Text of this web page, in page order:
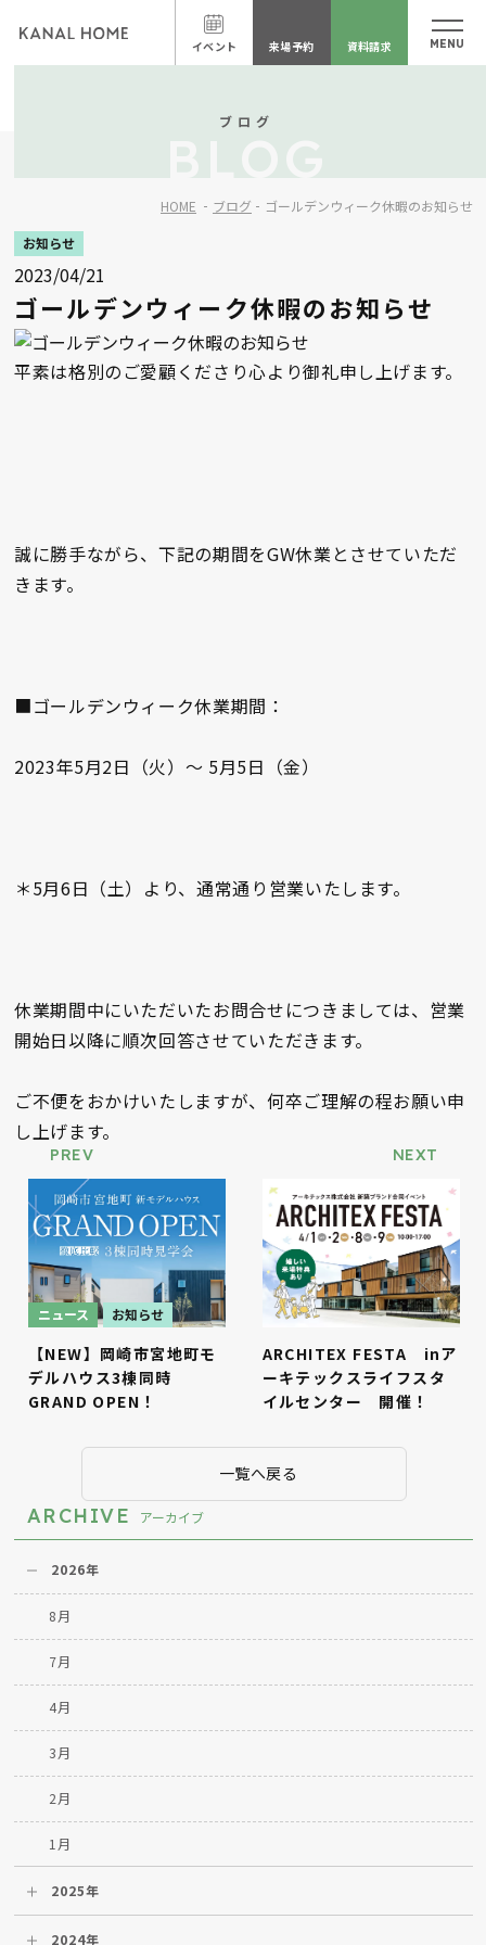
イベント 来場予約 資料請求
ブログ
HOME ブログ
ゴールデンウィーク休暇のお知らせ
お知らせ
2023/04/21
ゴールデンウィーク休暇のお知らせ
平素は格別のご愛顧くださり心より御礼申し上げます。
誠に勝手ながら、下記の期間をGW休業とさせていただ
きます。
■ゴールデンウィーク休業期間：
2023年5月2日（火）～ 5月5日（金）
＊5月6日（土）より、通常通り営業いたします。
休業期間中にいただいたお問合せにつきましては、営業
開始日以降に順次回答させていただきます。
ご不便をおかけいたしますが、何卒ご理解の程お願い申
し上げます。
PREV
ニュース お知らせ
【NEW】岡崎市宮地町モ
デルハウス3棟同時
GRAND OPEN！
NEXT
ARCHITEX FESTA inア
ーキテックスライフスタ
イルセンター 開催！
一覧へ戻る
ARCHIVE アーカイブ
2026年
8月
7月
4月
3月
2月
1月
2025年
2024年